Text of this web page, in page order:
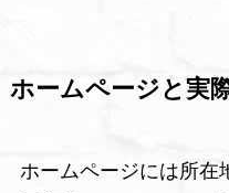
ホームページと実
ホームページには所在